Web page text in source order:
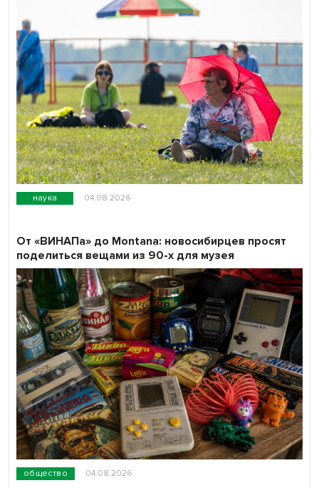
наука 04.08.2026
общество 04.08.2026
От «ВИНАПа» до Montana: новосибирцев просят
поделиться вещами из 90-х для музея